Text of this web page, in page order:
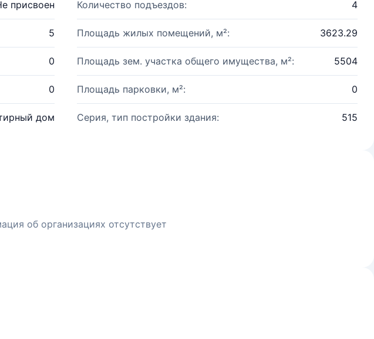
присвоен Количество подъездов: 4
5 Площадь жилых помещений, м²: 3623.29
0 Площадь зем. участка общего имущества, м²: 5504
0 Площадь парковки, м²: 0
дом Серия, тип постройки здания: 515
об организациях отсутствует